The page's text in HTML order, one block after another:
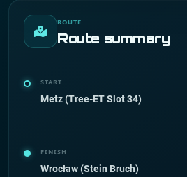
ROUTE
Route summary
START
Metz (Tree-ET Slot 34)
FINISH
Wrocław (Stein Bruch)